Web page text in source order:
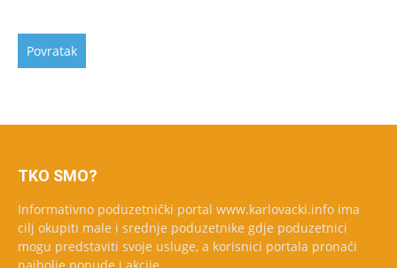
TKO SMO?
Informativno poduzetnički portal www.karlovacki.info ima
cilj okupiti male i srednje poduzetnike gdje poduzetnici
mogu predstaviti svoje usluge, a korisnici portala pronaći